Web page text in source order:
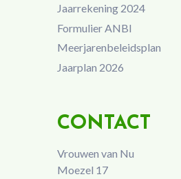
Jaarrekening 2024
Formulier ANBI
Meerjarenbeleidsplan
Jaarplan 2026
CONTACT
Vrouwen van Nu
Moezel 17